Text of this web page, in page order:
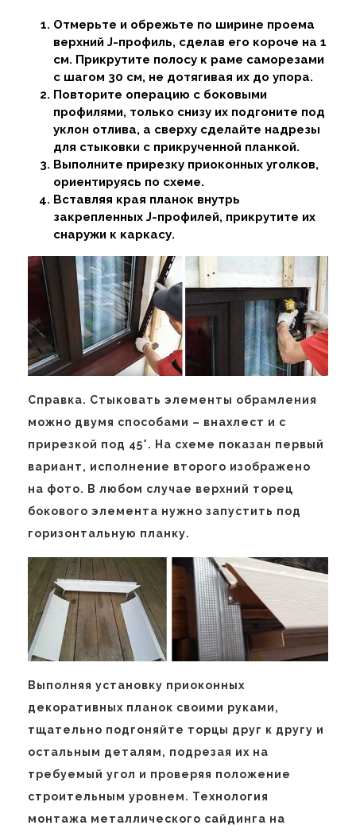
Отмерьте и обрежьте по ширине проема
верхний J-профиль, сделав его короче на 1
см. Прикрутите полосу к раме саморезами
с шагом 30 см, не дотягивая их до упора.
Повторите операцию с боковыми
профилями, только снизу их подгоните под
уклон отлива, а сверху сделайте надрезы
для стыковки с прикрученной планкой.
Выполните прирезку приоконных уголков,
ориентируясь по схеме.
Вставляя края планок внутрь
закрепленных J-профилей, прикрутите их
снаружи к каркасу.
Справка. Стыковать элементы обрамления
можно двумя способами – внахлест и с
прирезкой под 45°. На схеме показан первый
вариант, исполнение второго изображено
на фото. В любом случае верхний торец
бокового элемента нужно запустить под
горизонтальную планку.
Выполняя установку приоконных
декоративных планок своими руками,
тщательно подгоняйте торцы друг к другу и
остальным деталям, подрезая их на
требуемый угол и проверяя положение
строительным уровнем. Технология
монтажа металлического сайдинга на